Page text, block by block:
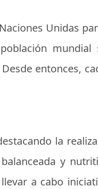
Unidas
mundial
entonces,
la
y
a cabo